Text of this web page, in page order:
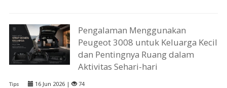
Pengalaman Menggunakan
Peugeot 3008 untuk Keluarga Kecil
dan Pentingnya Ruang dalam
Aktivitas Sehari-hari
Tips 16 Jun 2026 | 74